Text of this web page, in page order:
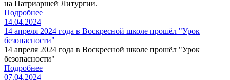
на Патриаршей Литургии.
Подробнее
14.04.2024
14 апреля 2024 года в Воскресной школе прошёл "Урок
безопасности"
14 апреля 2024 года в Воскресной школе прошёл "Урок
безопасности"
Подробнее
07.04.2024